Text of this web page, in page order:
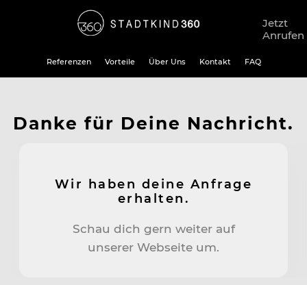
Jetzt
Anrufen
Referenzen Vorteile Über Uns Kontakt FAQ
Danke für Deine Nachricht.
Wir haben deine Anfrage
erhalten.
Schau dich gern weiter auf
unserer Webseite um.